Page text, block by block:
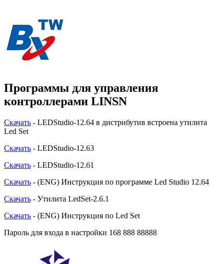
Программы для управления
контроллерами LINSN
Скачать - LEDStudio-12.64 в дистрибутив встроена утилита
Led Set
Скачать - LEDStudio-12.63
Скачать - LEDStudio-12.61
Скачать - (ENG) Инструкция по программе Led Studio 12.64
Скачать - Утилита LedSet-2.6.1
Скачать - (ENG) Инструкция по Led Set
Пароль для входа в настройки 168 888 88888